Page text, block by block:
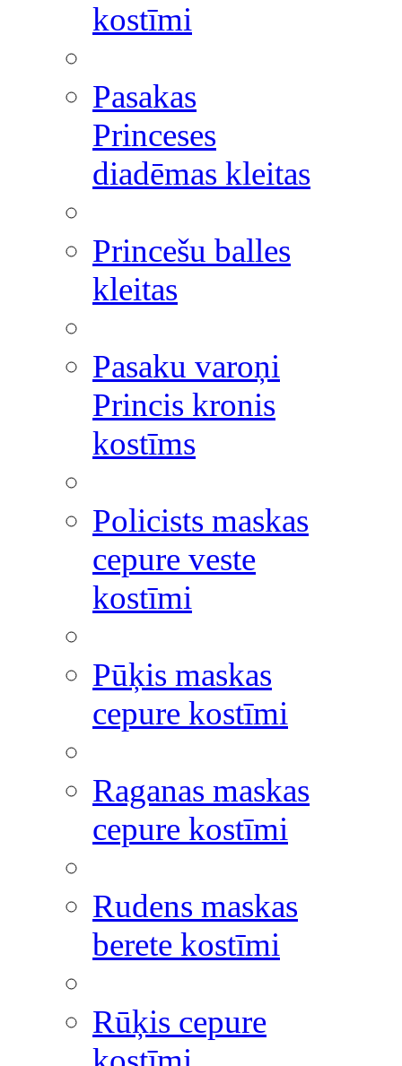
kostīmi
Pasakas
Princeses
diadēmas kleitas
Princešu balles
kleitas
Pasaku varoņi
Princis kronis
kostīms
Policists maskas
cepure veste
kostīmi
Pūķis maskas
cepure kostīmi
Raganas maskas
cepure kostīmi
Rudens maskas
berete kostīmi
Rūķis cepure